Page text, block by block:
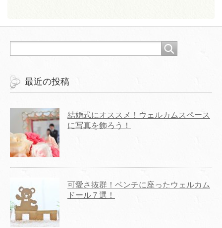
最近の投稿
結婚式にオススメ！ウェルカムスペース
に写真を飾ろう！
可愛さ抜群！ベンチに座ったウェルカム
ドール７選！